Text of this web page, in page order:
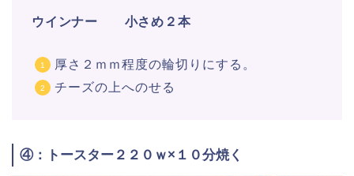
ウインナー 小さめ２本
厚さ２ｍｍ程度の輪切りにする。
チーズの上へのせる
④：トースター２２０ｗ×１０分焼く